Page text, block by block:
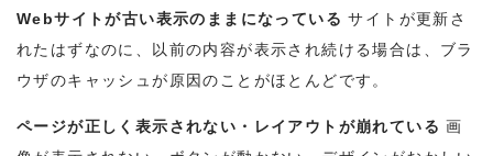
Webサイトが古い表示のままになっている サイトが更新さ
れたはずなのに、以前の内容が表示され続ける場合は、ブラ
ウザのキャッシュが原因のことがほとんどです。
ページが正しく表示されない・レイアウトが崩れている 画